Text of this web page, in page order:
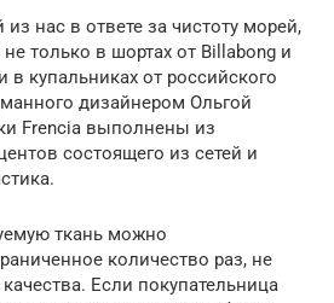
нас в ответе за чистоту морей,
только в шортах от Billabong и
в купальниках от российского
дизайнером Ольгой
Frеncia выполнены из
состоящего из сетей и
ткань можно
количество раз, не
Если покупательница